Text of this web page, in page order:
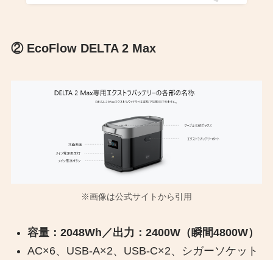
② EcoFlow DELTA 2 Max
※画像は公式サイトから引用
容量：2048Wh／出力：2400W（瞬間4800W）
AC×6、USB-A×2、USB-C×2、シガーソケット